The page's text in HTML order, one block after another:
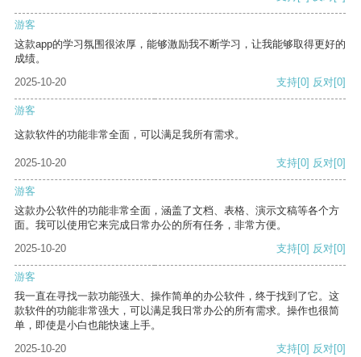
游客
这款app的学习氛围很浓厚，能够激励我不断学习，让我能够取得更好的
成绩。
2025-10-20
支持[0] 反对[0]
游客
这款软件的功能非常全面，可以满足我所有需求。
2025-10-20 支持[0] 反对[0]
游客
这款办公软件的功能非常全面，涵盖了文档、表格、演示文稿等各个方
面。我可以使用它来完成日常办公的所有任务，非常方便。
2025-10-20
支持[0] 反对[0]
游客
我一直在寻找一款功能强大、操作简单的办公软件，终于找到了它。这
款软件的功能非常强大，可以满足我日常办公的所有需求。操作也很简
单，即使是小白也能快速上手。
2025-10-20
支持[0] 反对[0]